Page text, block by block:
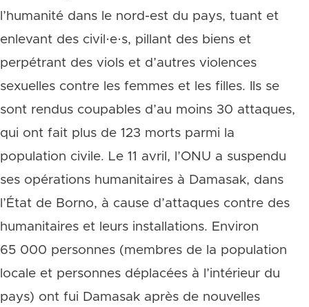
l’humanité dans le nord-est du pays, tuant et
enlevant des civil·e·s, pillant des biens et
perpétrant des viols et d’autres violences
sexuelles contre les femmes et les filles. Ils se
sont rendus coupables d’au moins 30 attaques,
qui ont fait plus de 123 morts parmi la
population civile. Le 11 avril, l’ONU a suspendu
ses opérations humanitaires à Damasak, dans
l’État de Borno, à cause d’attaques contre des
humanitaires et leurs installations. Environ
65 000 personnes (membres de la population
locale et personnes déplacées à l’intérieur du
pays) ont fui Damasak après de nouvelles